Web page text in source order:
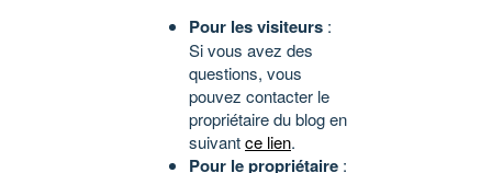
Pour les visiteurs :
Si vous avez des
questions, vous
pouvez contacter le
propriétaire du blog en
suivantce lien.
Pour le propriétaire :